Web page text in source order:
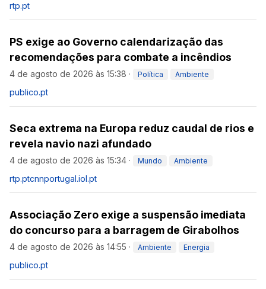
rtp.pt
PS exige ao Governo calendarização das
recomendações para combate a incêndios
4 de agosto de 2026 às 15:38 · Política Ambiente
publico.pt
Seca extrema na Europa reduz caudal de rios e
revela navio nazi afundado
4 de agosto de 2026 às 15:34 · Mundo Ambiente
rtp.ptcnnportugal.iol.pt
Associação Zero exige a suspensão imediata
do concurso para a barragem de Girabolhos
4 de agosto de 2026 às 14:55 · Ambiente Energia
publico.pt